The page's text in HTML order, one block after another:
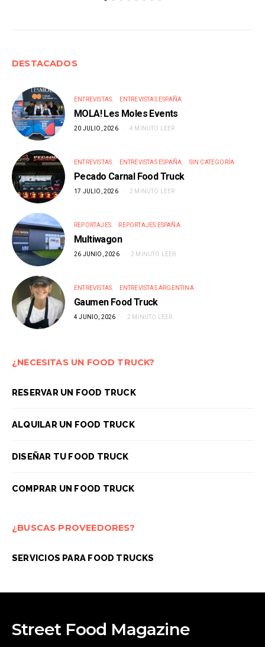
DESTACADOS
ENTREVISTAS ENTREVISTAS ESPAÑA
MOLA! Les Moles Events
20 JULIO, 2026 4 MINUTO LEER
ENTREVISTAS ENTREVISTAS ESPAÑA SIN CATEGORÍA
Pecado Carnal Food Truck
17 JULIO, 2026 2 MINUTO LEER
REPORTAJES REPORTAJES ESPAÑA
Multiwagon
26 JUNIO, 2026 2 MINUTO LEER
ENTREVISTAS ENTREVISTAS ARGENTINA
Gaumen Food Truck
4 JUNIO, 2026 2 MINUTO LEER
¿NECESITAS UN FOOD TRUCK?
RESERVAR UN FOOD TRUCK
ALQUILAR UN FOOD TRUCK
DISEÑAR TU FOOD TRUCK
COMPRAR UN FOOD TRUCK
¿BUSCAS PROVEEDORES?
SERVICIOS PARA FOOD TRUCKS
Street Food Magazine